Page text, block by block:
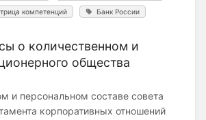
компетенций Банк России
о количественном и
общества
и персональном составе совета
корпоративных отношений